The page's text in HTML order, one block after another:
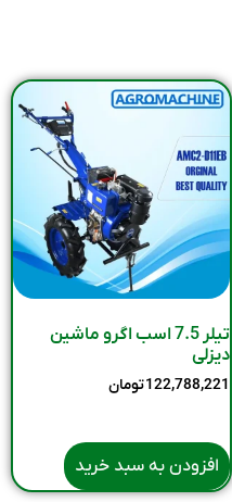
تیلر 7.5 اسب اگرو ماشین
دیزلی
122,788,221تومان
افزودن به سبد خرید